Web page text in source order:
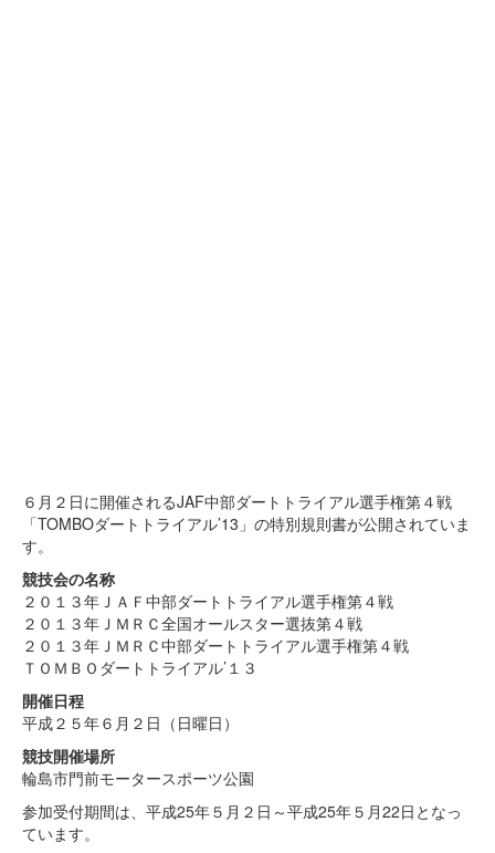
６月２日に開催されるJAF中部ダートトライアル選手権第４戦
「TOMBOダートトライアル’13」の特別規則書が公開されていま
す。
競技会の名称
２０１３年ＪＡＦ中部ダートトライアル選手権第４戦
２０１３年ＪＭＲＣ全国オールスター選抜第４戦
２０１３年ＪＭＲＣ中部ダートトライアル選手権第４戦
ＴＯＭＢＯダートトライアル’１３
開催日程
平成２５年６月２日（日曜日）
競技開催場所
輪島市門前モータースポーツ公園
参加受付期間は、平成25年５月２日～平成25年５月22日となっ
ています。